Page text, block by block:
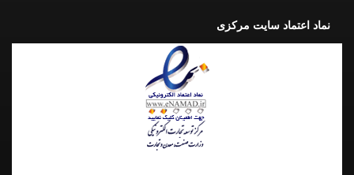
نماد اعتماد سایت مرکزی